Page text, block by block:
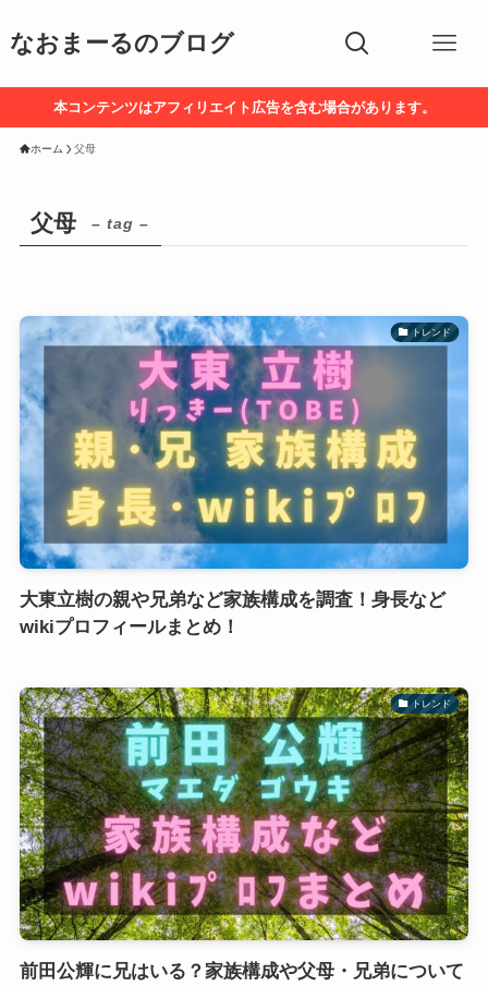
なおまーるのブログ
本コンテンツはアフィリエイト広告を含む場合があります。
ホーム 父母
父母 – tag –
トレンド
大東立樹の親や兄弟など家族構成を調査！身長など
wikiプロフィールまとめ！
トレンド
前田公輝に兄はいる？家族構成や父母・兄弟について